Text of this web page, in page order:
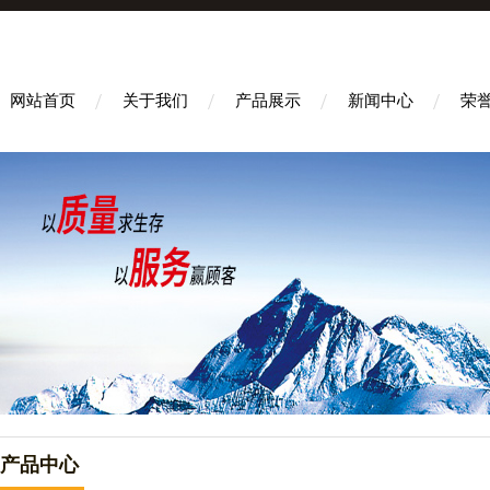
网站首页 关于我们 产品展示 新闻中心 荣
产品中心